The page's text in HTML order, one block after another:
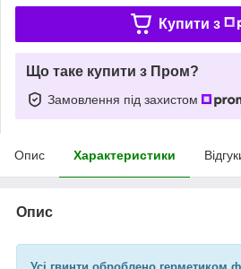
Купити з
Що таке купити з Пром?
Замовлення під захистом
Опис Характеристики
Опис